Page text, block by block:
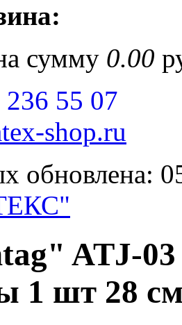
сумму 0.00
55 07
shop.ru
обновлена:
ATJ-
1 шт 28